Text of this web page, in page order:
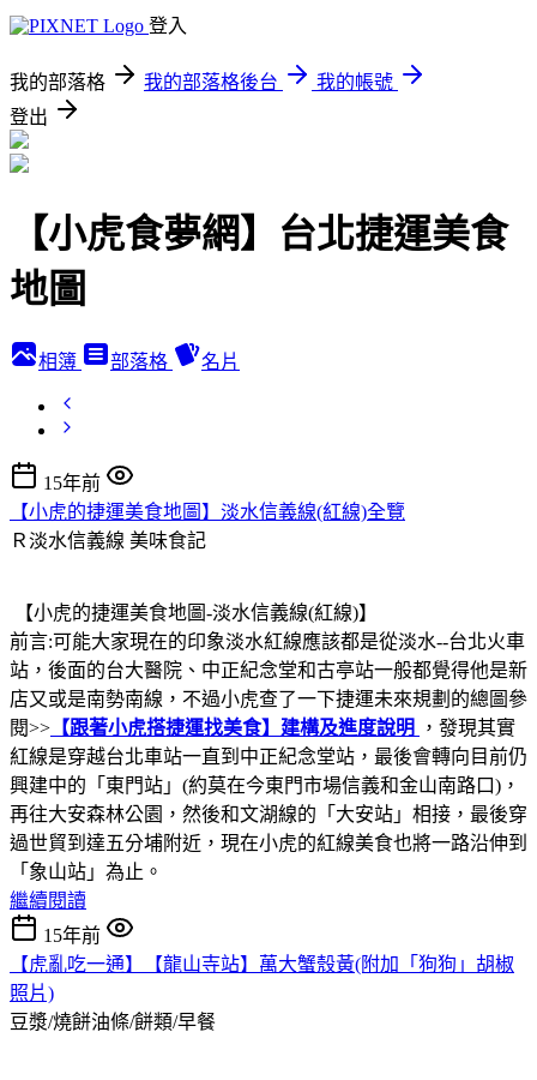
登入
我的部落格 我的部落格後台
我的帳號
登出
【小虎食夢網】台北捷運美食
地圖
相簿 部落格 名片
15年前
【小虎的捷運美食地圖】淡水信義線(紅線)全覽
Ｒ淡水信義線 美味食記
【小虎的捷運美食地圖-淡水信義線(紅線)】
前言:可能大家現在的印象淡水紅線應該都是從淡水--台北火車
站，後面的台大醫院、中正紀念堂和古亭站一般都覺得他是新
店又或是南勢南線，不過小虎查了一下捷運未來規劃的總圖參
閱>> 【跟著小虎搭捷運找美食】建構及進度說明
，發現其實
紅線是穿越台北車站一直到中正紀念堂站，最後會轉向目前仍
興建中的「東門站」(約莫在今東門市場信義和金山南路口)，
再往大安森林公園，然後和文湖線的「大安站」相接，最後穿
過世貿到達五分埔附近，現在小虎的紅線美食也將一路沿伸到
「象山站」為止。
繼續閱讀
15年前
【虎亂吃一通】【龍山寺站】萬大蟹殼黃(附加「狗狗」胡椒
照片)
豆漿/燒餅油條/餅類/早餐